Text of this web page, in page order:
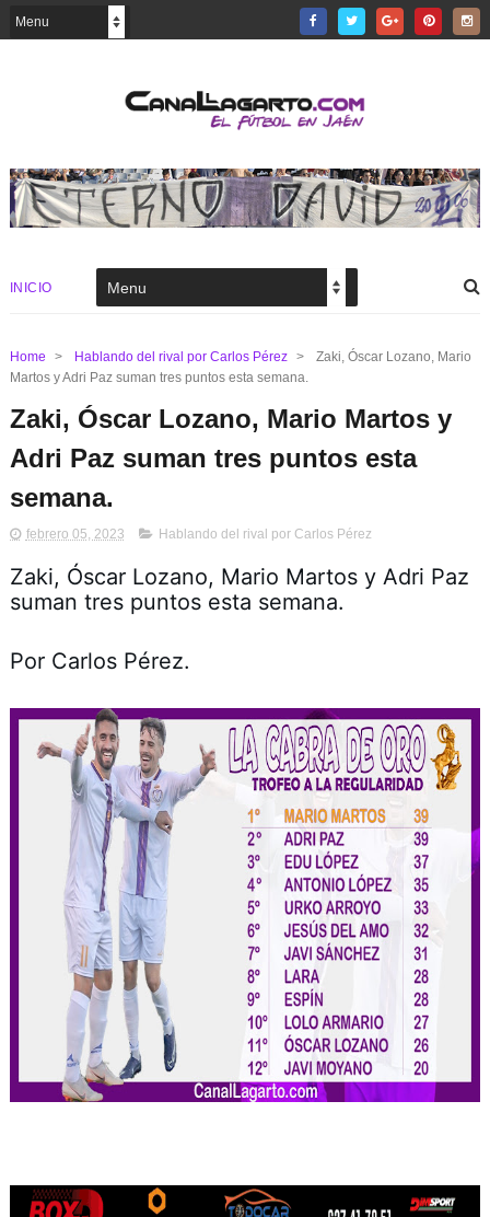
INICIO
Home > Hablando del rival por Carlos Pérez >
Zaki, Óscar Lozano, Mario
Martos y Adri Paz suman tres puntos esta semana.
Zaki, Óscar Lozano, Mario Martos y
Adri Paz suman tres puntos esta
semana.
febrero 05, 2023 Hablando del rival por Carlos Pérez
Zaki, Óscar Lozano, Mario Martos y Adri Paz
suman tres puntos esta semana.
Por Carlos Pérez.